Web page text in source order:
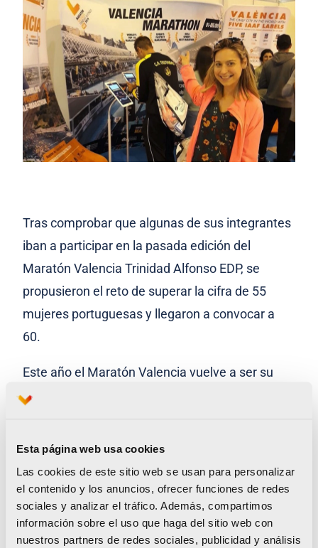
Esta página web usa cookies
Las cookies de este sitio web se usan para personalizar
el contenido y los anuncios, ofrecer funciones de redes
sociales y analizar el tráfico. Además, compartimos
información sobre el uso que haga del sitio web con
nuestros partners de redes sociales, publicidad y análisis
Tras comprobar que algunas de sus integrantes
iban a participar en la pasada edición del
Maratón Valencia Trinidad Alfonso EDP, se
propusieron el reto de superar la cifra de 55
mujeres portuguesas y llegaron a convocar a
60.
Este año el Maratón Valencia vuelve a ser su
principal reto de la temporada para el que han
(Portugal) a València “a disfrutar del mejor
maratón de España y mostrar nuestra fuerza en
la Ciudad del Running, donde se apoya mucho a